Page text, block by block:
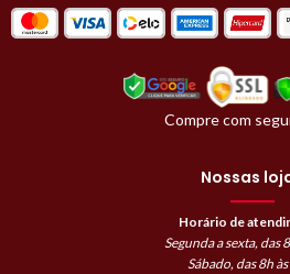
Compre com
Nossas
Horário de
Segunda a sexta, das
Sábado, das 8h